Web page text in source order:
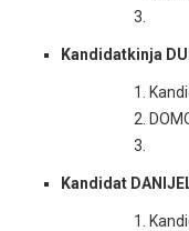
Kandidatkinja
Kandidat